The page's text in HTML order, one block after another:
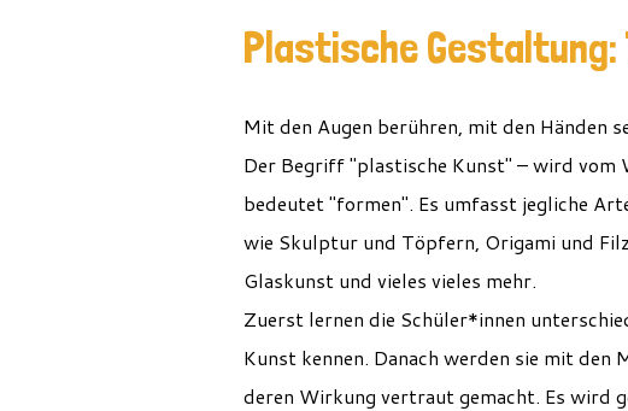
Plastische Gestaltung:
Mit den Augen berühren, mit den Händen
Der Begriff "plastische Kunst" – wird vom
bedeutet "formen". Es umfasst jegliche
wie Skulptur und Töpfern, Origami und
Glaskunst und vieles vieles mehr.
Zuerst lernen die Schüler*innen
Kunst kennen. Danach werden sie mit
deren Wirkung vertraut gemacht. Es wird